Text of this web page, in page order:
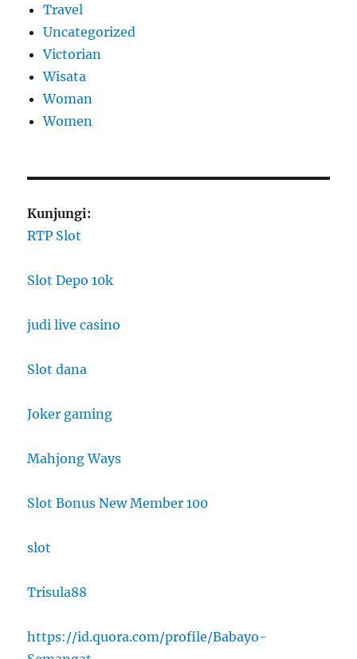
Travel
Uncategorized
Victorian
Wisata
Woman
Women
Kunjungi:
RTP Slot
Slot Depo 10k
judi live casino
Slot dana
Joker gaming
Mahjong Ways
Slot Bonus New Member 100
slot
Trisula88
https://id.quora.com/profile/Babayo-